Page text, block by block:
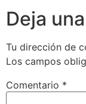
Deja
Tu dirección de
Los campos
Comentario *